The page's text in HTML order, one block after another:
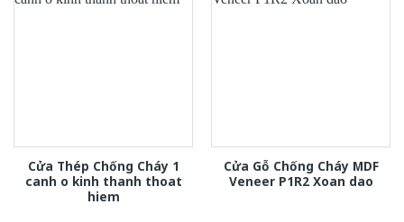
Cửa Thép Chống Cháy 1
canh o kinh thanh thoat
hiem
Cửa Gỗ Chống Cháy MDF
Veneer P1R2 Xoan dao